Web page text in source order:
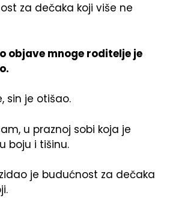
za dečaka koji više ne
objave mnoge roditelje je
sin je otišao.
u praznoj sobi koja je
boju i tišinu.
je budućnost za dečaka